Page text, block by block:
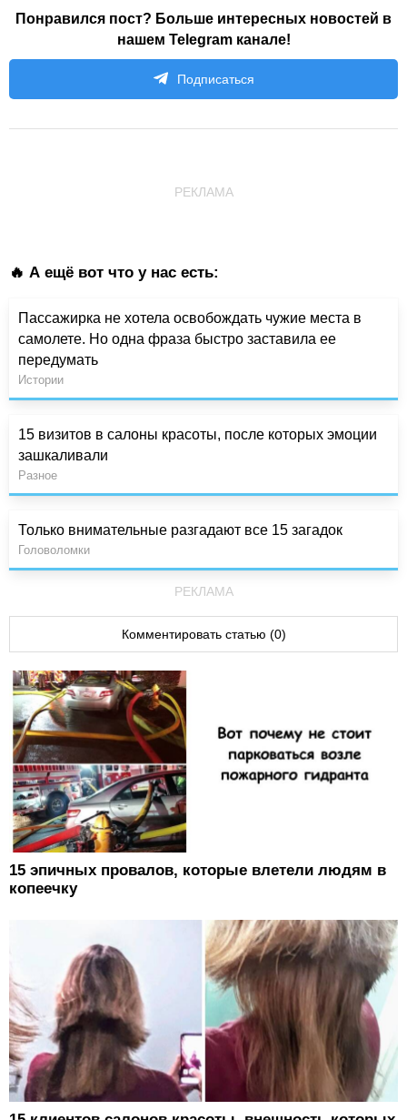
Понравился пост? Больше интересных новостей в
нашем Telegram канале!
Подписаться
РЕКЛАМА
🔥 А ещё вот что у нас есть:
Пассажирка не хотела освобождать чужие места в
самолете. Но одна фраза быстро заставила ее
передумать
Истории
15 визитов в салоны красоты, после которых эмоции
зашкаливали
Разное
Только внимательные разгадают все 15 загадок
Головоломки
РЕКЛАМА
Комментировать статью (0)
15 эпичных провалов, которые влетели людям в
копеечку